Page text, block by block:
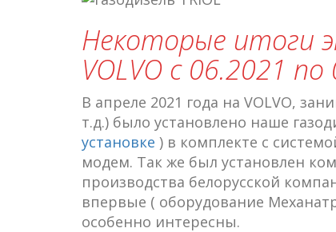
Некоторые итоги
VOLVO с 06.2021
В апреле 2021 года на VOLVO,
т.д.) было установлено наше
установке ) в комплекте с
модем. Так же был установлен
производства белорусской
впервые ( оборудование
особенно интересны.